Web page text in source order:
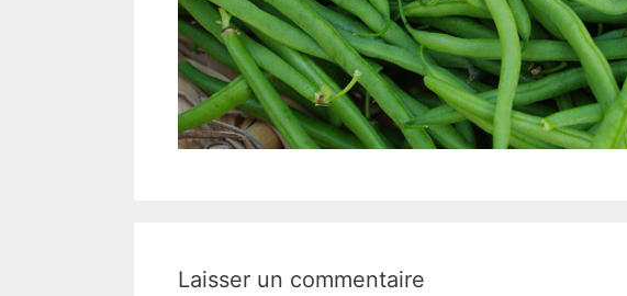
Laisser un commentaire